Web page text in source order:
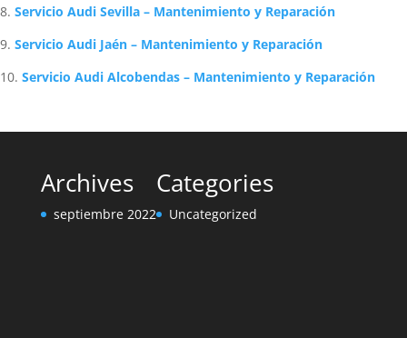
Servicio Audi Sevilla – Mantenimiento y Reparación
Servicio Audi Jaén – Mantenimiento y Reparación
Servicio Audi Alcobendas – Mantenimiento y Reparación
Archives
septiembre 2022
Categories
Uncategorized